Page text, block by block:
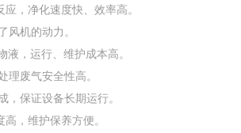
，净化速度快、效率高。
风机的动力。
，运行、维护成本高。
废气安全性高。
保证设备长期运行。
，维护保养方便。